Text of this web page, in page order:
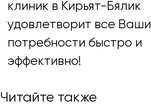
клиник в Кирьят-Бялик
удовлетворит все Ваши
потребности быстро и
эффективно!
Читайте также